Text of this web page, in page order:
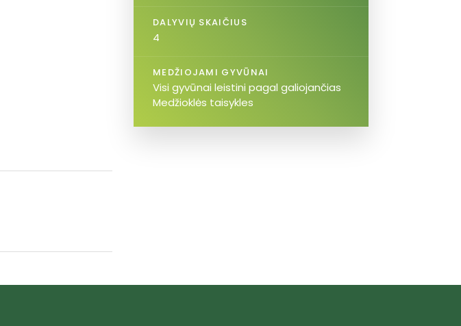
DALYVIŲ SKAIČIUS
4
MEDŽIOJAMI GYVŪNAI
Visi gyvūnai leistini pagal galiojančias
Medžioklės taisykles